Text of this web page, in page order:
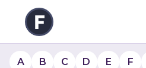
A B C D E F